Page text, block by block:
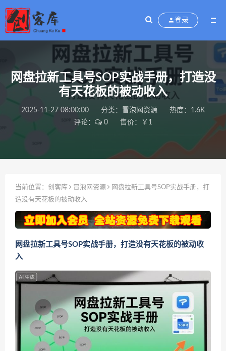
登录
网盘拉新工具号SOP实战手册，打造没
有天花板的被动收入
2025-11-27 08:00:00 分类： 冒泡网资源
热度：1.6K
评论：
0 售价：￥1
当前位置： 创客库 冒泡网资源
网盘拉新工具号SOP实战手册，打
造没有天花板的被动收入
网盘拉新工具号SOP实战手册，打造没有天花板的被动收
入